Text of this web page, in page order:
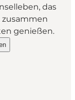
das
genießen.
Tunhalla"
Tunhalla on_map